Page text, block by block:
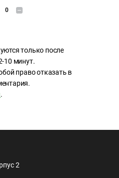
0
только после
10 минут.
право отказать в
.
2